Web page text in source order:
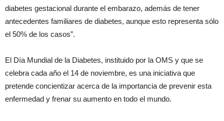
diabetes gestacional durante el embarazo, además de tener
antecedentes familiares de diabetes, aunque esto representa sólo
el 50% de los casos”.
El Día Mundial de la Diabetes, instituido por la OMS y que se
celebra cada año el 14 de noviembre, es una iniciativa que
pretende concientizar acerca de la importancia de prevenir esta
enfermedad y frenar su aumento en todo el mundo.